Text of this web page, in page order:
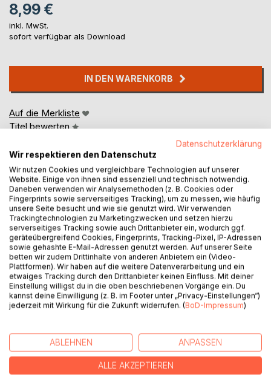
8,99 €
inkl. MwSt.
sofort verfügbar als Download
IN DEN WARENKORB
Auf die Merkliste
Titel bewerten
BESCHREIBUNG
Beim jahrelangen Lesen in der Akasha-Chronik haben sich
für Gitta Jahn archetypische Leben herauskristallisiert.
Diese Leben zeigen, dass wir als inkarnierte Seelen alle die
gleichen Lernerfahrungen machen. Dabei geht es um die
Themen, die wir in dieses Leben mitgebracht haben und
zu erkennen, welche blockierenden Gefühle uns daran
hindern glücklich zu sein und welche Fähigkeiten noch in
uns schlummern. Wenn wir uns selber besser erkennen,
Datenschutzerklärung
Wir respektieren den Datenschutz
Wir nutzen Cookies und vergleichbare Technologien auf unserer
Website. Einige von ihnen sind essenziell und technisch notwendig.
Daneben verwenden wir Analysemethoden (z. B. Cookies oder
Fingerprints sowie serverseitiges Tracking), um zu messen, wie häufig
unsere Seite besucht und wie sie genutzt wird. Wir verwenden
Trackingtechnologien zu Marketingzwecken und setzen hierzu
serverseitiges Tracking sowie auch Drittanbieter ein, wodurch ggf.
geräteübergreifend Cookies, Fingerprints, Tracking-Pixel, IP-Adressen
sowie gehashte E-Mail-Adressen genutzt werden. Auf unserer Seite
betten wir zudem Drittinhalte von anderen Anbietern ein (Video-
Plattformen). Wir haben auf die weitere Datenverarbeitung und ein
etwaiges Tracking durch den Drittanbieter keinen Einfluss. Mit deiner
Einstellung willigst du in die oben beschriebenen Vorgänge ein. Du
kannst deine Einwilligung (z. B. im Footer unter „Privacy-Einstellungen“)
jederzeit mit Wirkung für die Zukunft widerrufen. (BoD-Impressum)
ABLEHNEN ANPASSEN
ALLE AKZEPTIEREN